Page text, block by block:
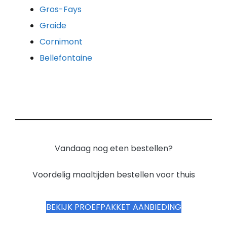
Gros-Fays
Graide
Cornimont
Bellefontaine
Vandaag nog eten bestellen?
Voordelig maaltijden bestellen voor thuis
BEKIJK PROEFPAKKET AANBIEDING